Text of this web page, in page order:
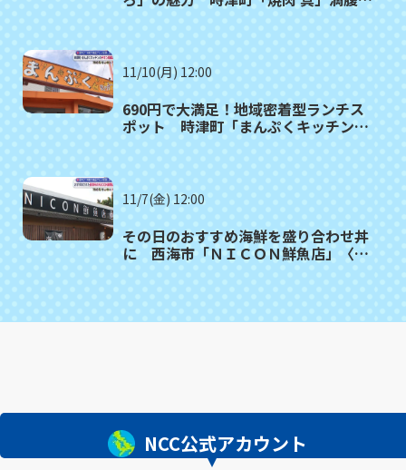
11/10(月) 12:00
690円で大満足！地域密着型ランチス
ポット 時津町「まんぷくキッチン」
11/7(金) 12:00
その日のおすすめ海鮮を盛り合わせ丼
に 西海市「ＮＩＣＯＮ鮮魚店」〈満
NCC公式アカウント